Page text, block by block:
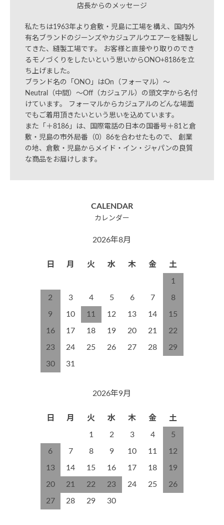
CALENDAR
カレンダー
2026年8月
日 月 火 水 木 金 土
1
2 3 4 5 6 7 8
9 10 11 12 13 14 15
16 17 18 19 20 21 22
23 24 25 26 27 28 29
30 31
2026年9月
日 月 火 水 木 金 土
1 2 3 4 5
6 7 8 9 10 11 12
13 14 15 16 17 18 19
20 21 22 23 24 25 26
27 28 29 30
店長からのメッセージ
私たちは1963年より倉敷・児島に工場を構え、国内外
有名ブランドのジーンズやカジュアルウエアーを縫製し
てきた、縫製工場です。 お客様と直接やり取りのでき
るモノづくりをしたいという思いからONO+8186を立
ち上げました。
ブランド名の「ONO」はOn（フォーマル）～
Neutral（中間）～Off（カジュアル）の頭文字から名付
けています。 フォーマルからカジュアルのどんな場面
でもご着用頂きたいという思いを込めています。
また「＋8186」は、国際電話の日本の国番号＋81と倉
敷・児島の市外局番（0）86を合わせたもので、 創業
の地、倉敷・児島からメイド・イン・ジャパンの良質
な商品をお届けします。